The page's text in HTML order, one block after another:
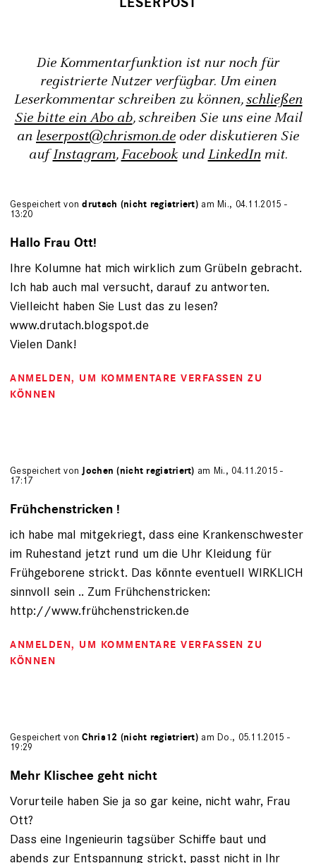
Die Kommentarfunktion ist nur noch für
registrierte Nutzer verfügbar. Um einen
Leserkommentar schreiben zu können,schließen
Sie bitte ein Abo ab, schreiben Sie uns eine Mail
an leserpost@chrismon.de oder diskutieren Sie
aufInstagram,FacebookundLinkedInmit.
Gespeichert vondrutach (nicht registriert) am Mi., 04.11.2015 -
13:20
Hallo Frau Ott!
Ihre Kolumne hat mich wirklich zum Grübeln gebracht.
Ich hab auch mal versucht, darauf zu antworten.
Vielleicht haben Sie Lust das zu lesen?
www.drutach.blogspot.de
Vielen Dank!
ANMELDEN, UM KOMMENTARE VERFASSEN ZU
KÖNNEN
Gespeichert von Jochen (nicht registriert) am Mi., 04.11.2015 -
17:17
Frühchenstricken !
ich habe mal mitgekriegt, dass eine Krankenschwester
im Ruhestand jetzt rund um die Uhr Kleidung für
Frühgeborene strickt. Das könnte eventuell WIRKLICH
sinnvoll sein .. Zum Frühchenstricken:
http://www.frühchenstricken.de
ANMELDEN, UM KOMMENTARE VERFASSEN ZU
KÖNNEN
Gespeichert vonChris12 (nicht registriert) am Do., 05.11.2015 -
19:29
Mehr Klischee geht nicht
Vorurteile haben Sie ja so gar keine, nicht wahr, Frau
Ott?
Dass eine Ingenieurin tagsüber Schiffe baut und
abends zur Entspannung strickt, passt nicht in Ihr